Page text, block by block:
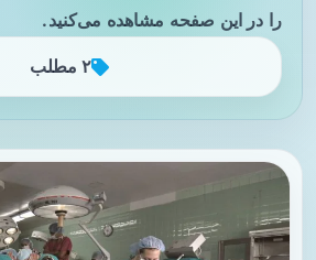
را در این صفحه مشاهده می‌کنید.
۲ مطلب